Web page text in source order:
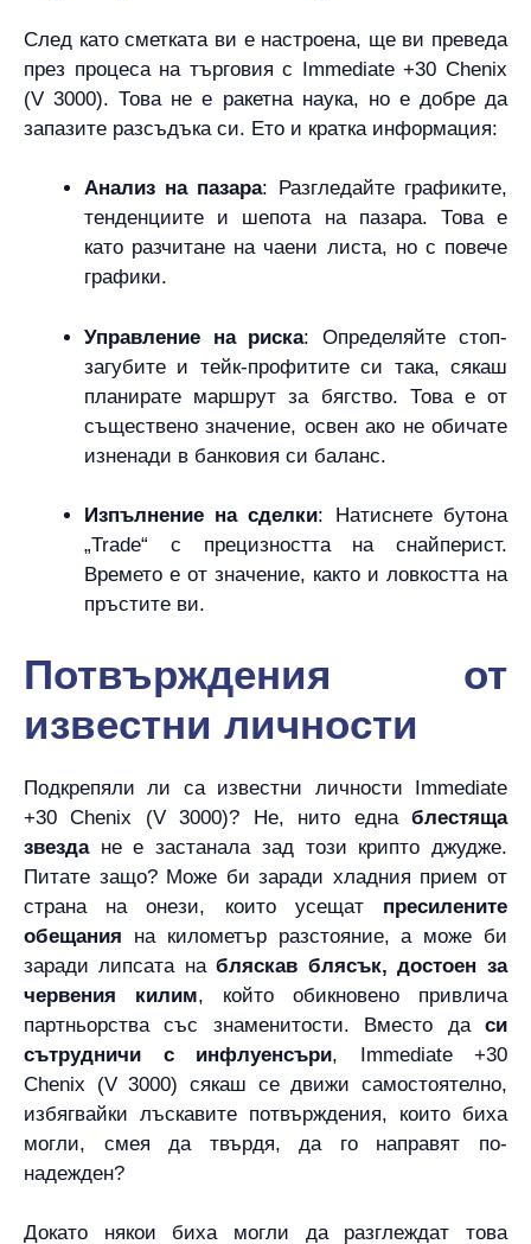
След като сметката ви е настроена, ще ви преведа
през процеса на търговия с Immediate +30 Chenix
(V 3000). Това не е ракетна наука, но е добре да
запазите разсъдъка си. Ето и кратка информация:
Анализ на пазара: Разгледайте графиките,
тенденциите и шепота на пазара. Това е
като разчитане на чаени листа, но с повече
графики.
Управление на риска: Определяйте стоп-
загубите и тейк-профитите си така, сякаш
планирате маршрут за бягство. Това е от
съществено значение, освен ако не обичате
изненади в банковия си баланс.
Изпълнение на сделки: Натиснете бутона
„Trade“ с прецизността на снайперист.
Времето е от значение, както и ловкостта на
пръстите ви.
Потвърждения от
известни личности
Подкрепяли ли са известни личности Immediate
+30 Chenix (V 3000)? Не, нито една блестяща
звездане е застанала зад този крипто джудже.
Питате защо? Може би заради хладния прием от
страна на онези, които усещат пресилените
обещания на километър разстояние, а може би
заради липсата на бляскав блясък, достоен за
червения килим, който обикновено привлича
партньорства със знаменитости. Вместо да си
сътрудничи с инфлуенсъри, Immediate +30
Chenix (V 3000) сякаш се движи самостоятелно,
избягвайки лъскавите потвърждения, които биха
могли, смея да твърдя, да го направят по-
надежден?
Докато някои биха могли да разглеждат това